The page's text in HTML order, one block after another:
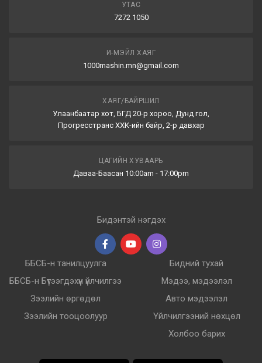
УТАС
7272 1050
И-МЭЙЛ ХАЯГ
1000mashin.mn@gmail.com
ХАЯГ/БАЙРШИЛ
Улаанбаатар хот, БГД 20-р хороо, Дунд гол,
Прогресстранс ХХК-ийн байр, 2-р давхар
ЦАГИЙН ХУВААРЬ
Даваа-Баасан 10:00am - 17:00pm
Бидэнтэй нэгдэх
ББСБ-н танилцуулга
ББСБ-н Бүтээгдэхүүн үйлчилгээ
Зээлийн өргөдөл
Зээлийн тооцоолуур
Бидний тухай
Мэдээ, мэдээлэл
Авто мэдээлэл
Үйлчилгээний нөхцөл
Холбоо барих